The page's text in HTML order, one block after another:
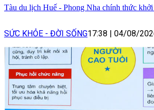
Tàu du lịch Huế - Phong Nha chính thức
SỨC KHỎE - ĐỜI SỐNG17:38 | 04/08/